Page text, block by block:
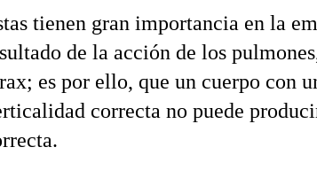
tienen gran importancia en la
de la acción de los
es por ello, que un cuerpo con
correcta no puede